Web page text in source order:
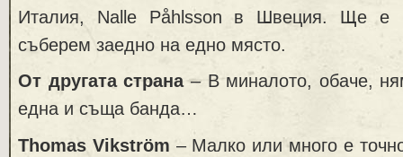
Италия, Nalle Påhlsson в Швеция. Ще е
съберем заедно на едно място.
От другата страна– В миналото, обаче,
една и съща банда…
Thomas Vikström – Малко или много е